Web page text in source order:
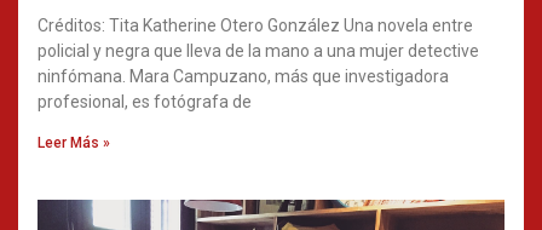
Créditos: Tita Katherine Otero González Una novela entre
policial y negra que lleva de la mano a una mujer detective
ninfómana. Mara Campuzano, más que investigadora
profesional, es fotógrafa de
Leer Más »